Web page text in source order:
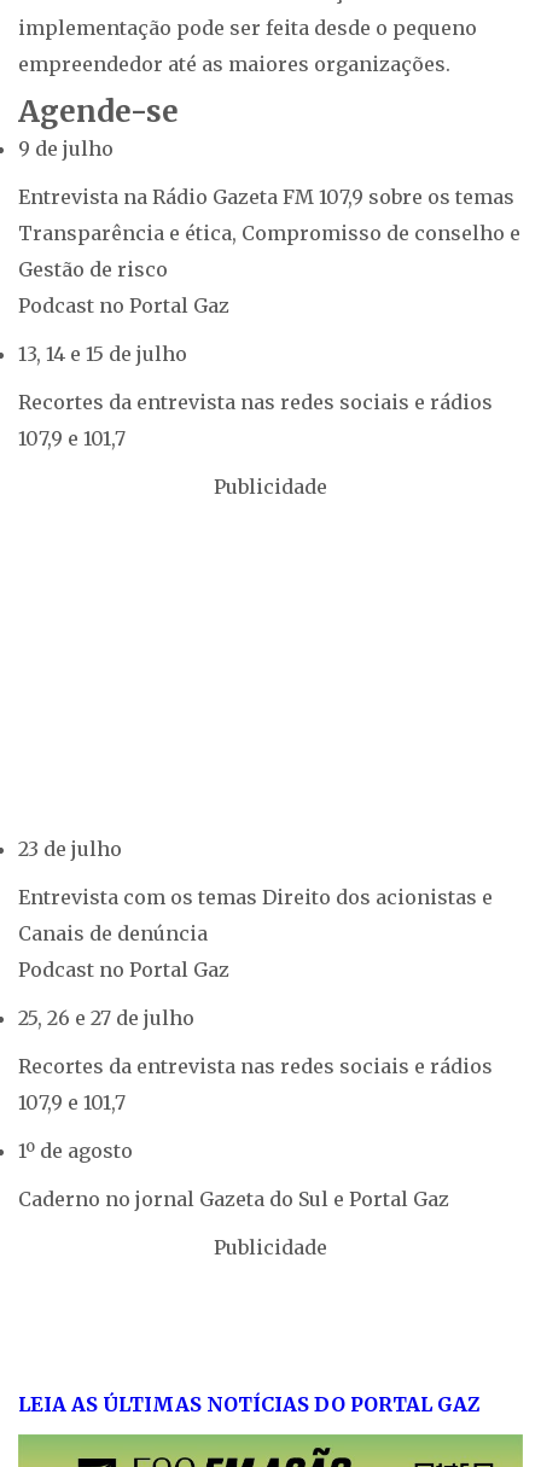
implementação pode ser feita desde o pequeno
empreendedor até as maiores organizações.
Agende-se
9 de julho
Entrevista na Rádio Gazeta FM 107,9 sobre os temas
Transparência e ética, Compromisso de conselho e
Gestão de risco
Podcast no Portal Gaz
13, 14 e 15 de julho
Recortes da entrevista nas redes sociais e rádios
107,9 e 101,7
Publicidade
23 de julho
Entrevista com os temas Direito dos acionistas e
Canais de denúncia
Podcast no Portal Gaz
25, 26 e 27 de julho
Recortes da entrevista nas redes sociais e rádios
107,9 e 101,7
1º de agosto
Caderno no jornal Gazeta do Sul e Portal Gaz
Publicidade
LEIA AS ÚLTIMAS NOTÍCIAS DO PORTAL GAZ